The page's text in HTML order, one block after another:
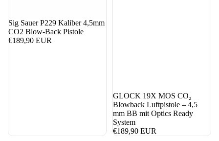
Sig Sauer P229 Kaliber 4,5mm
CO2 Blow-Back Pistole
€189,90 EUR
GLOCK 19X MOS CO₂
Blowback Luftpistole – 4,5
mm BB mit Optics Ready
System
€189,90 EUR